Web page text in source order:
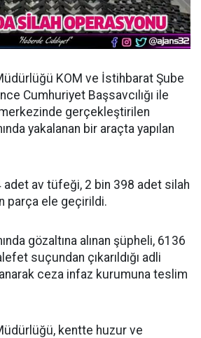
KOM ve İstihbarat Şube
Cumhuriyet Başsavcılığı ile
gerçekleştirilen
yakalanan bir araçta yapılan
adet av tüfeği, 2 bin 398 adet silah
parça ele geçirildi.
gözaltına alınan şüpheli, 6136
suçundan çıkarıldığı adli
ceza infaz kurumuna teslim
kentte huzur ve